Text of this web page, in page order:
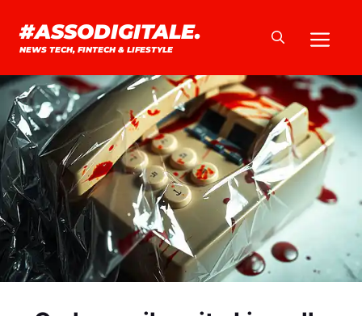
contenuto
#ASSODIGITALE.
NEWS TECH, FINTECH & LIFESTYLE